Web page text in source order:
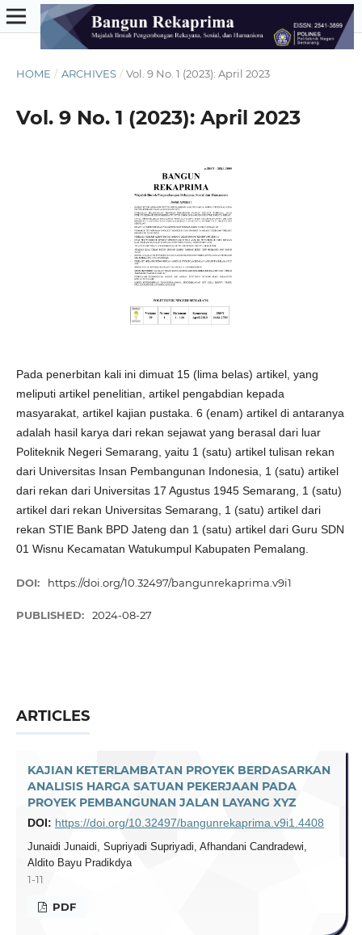
HOME / ARCHIVES / Vol. 9 No. 1 (2023): April 2023
Vol. 9 No. 1 (2023): April 2023
Pada penerbitan kali ini dimuat 15 (lima belas) artikel, yang
meliputi artikel penelitian, artikel pengabdian kepada
masyarakat, artikel kajian pustaka. 6 (enam) artikel di antaranya
adalah hasil karya dari rekan sejawat yang berasal dari luar
Politeknik Negeri Semarang, yaitu 1 (satu) artikel tulisan rekan
dari Universitas Insan Pembangunan Indonesia, 1 (satu) artikel
dari rekan dari Universitas 17 Agustus 1945 Semarang, 1 (satu)
artikel dari rekan Universitas Semarang, 1 (satu) artikel dari
rekan STIE Bank BPD Jateng dan 1 (satu) artikel dari Guru SDN
01 Wisnu Kecamatan Watukumpul Kabupaten Pemalang.
DOI: https://doi.org/10.32497/bangunrekaprima.v9i1
PUBLISHED: 2024-08-27
ARTICLES
KAJIAN KETERLAMBATAN PROYEK BERDASARKAN
ANALISIS HARGA SATUAN PEKERJAAN PADA
PROYEK PEMBANGUNAN JALAN LAYANG XYZ
DOI: https://doi.org/10.32497/bangunrekaprima.v9i1.4408
Junaidi Junaidi, Supriyadi Supriyadi, Afhandani Candradewi,
Aldito Bayu Pradikdya
1-11
PDF